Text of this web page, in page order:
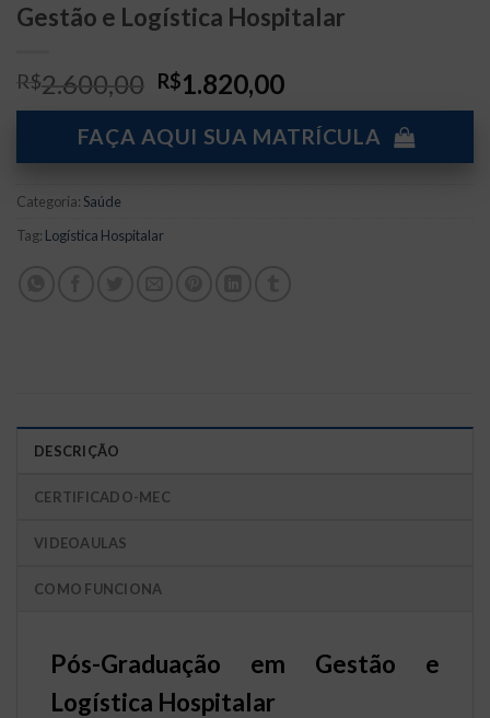
Gestão e Logística Hospitalar
R$2.600,00 O
preço
original
era:
R$1.820,00O
preço
atual
é:
FAÇA AQUI SUA MATRÍCULA
Categoria: Saúde
Tag: Logística Hospitalar
DESCRIÇÃO
CERTIFICADO-MEC
VIDEOAULAS
COMO FUNCIONA
Pós-Graduação em Gestão e
Logística Hospitalar